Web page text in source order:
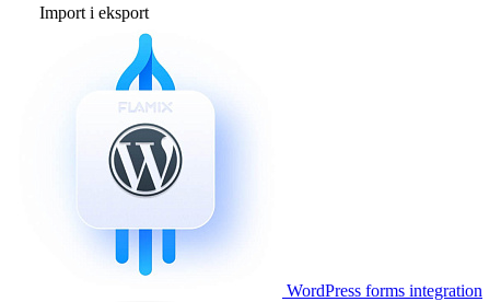
Import i eksport
WordPress forms integration